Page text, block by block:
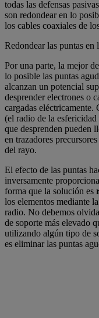
todas las defensas
son redondear en lo
los cables coaxiales de
Redondear las puntas en
Por una parte, la mejor
lo posible las puntas
alcanzan un potencial
desprender electrones o
cargadas
(el radio de la esfericidad
que desprenden pueden
en trazadores
del rayo.
El efecto de las puntas
inversamente
forma que la solución es
los elementos mediante
radio. No debemos
de soporte más elevado
utilizando algún tipo de
es eliminar las puntas